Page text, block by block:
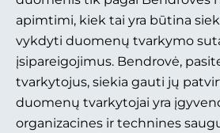
apimtimi, kiek tai yra būtina
vykdyti duomenų tvarkymo
įsipareigojimus. Bendrovė,
tvarkytojus, siekia gauti jų
duomenų tvarkytojai yra
organizacines ir technines